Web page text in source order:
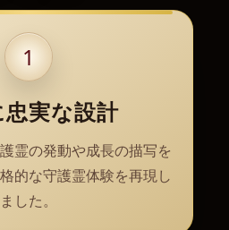
1
忠実な設計
霊の発動や成長の描写を
的な守護霊体験を再現し
ました。